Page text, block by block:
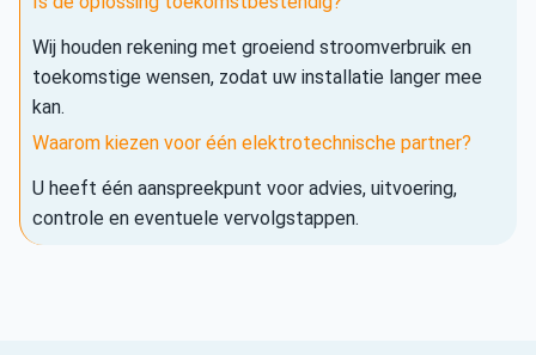
Wij houden rekening met groeiend stroomverbruik en
toekomstige wensen, zodat uw installatie langer mee
kan.
Waarom kiezen voor één elektrotechnische partner?
U heeft één aanspreekpunt voor advies, uitvoering,
controle en eventuele vervolgstappen.